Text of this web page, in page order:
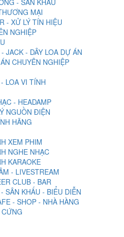
- SÂN KHẤU
MẠI
- XỬ LÝ TÍN HIỆU
NGHIỆP
JACK - DÂY LOA DỰ ÁN
CHUYÊN NGHIỆP
LOA VI TÍNH
- HEADAMP
NGUỒN ĐIỆN
HÃNG
XEM PHIM
NGHE NHẠC
KARAOKE
- LIVESTREAM
CLUB - BAR
SÂN KHẤU - BIỂU DIỄN
- SHOP - NHÀ HÀNG